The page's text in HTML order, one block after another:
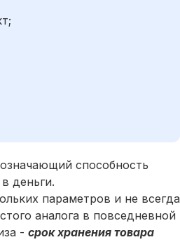
способность
деньги.
параметров и не всегда
аналога в повседневной
- срок хранения товара